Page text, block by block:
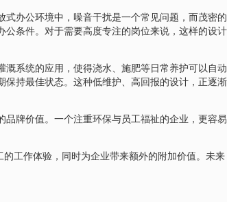
式办公环境中，噪音干扰是一个常见问题，而茂密
条件。对于需要高度专注的岗位来说，这样的设
系统的应用，使得浇水、施肥等日常养护可以自动
持最佳状态。这种低维护、高回报的设计，正逐
品牌价值。一个注重环保与员工福祉的企业，更容
工作体验，同时为企业带来额外的附加价值。未